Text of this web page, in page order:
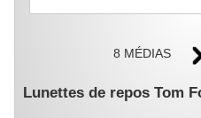
8 MÉDIAS
Lunettes de repos Tom